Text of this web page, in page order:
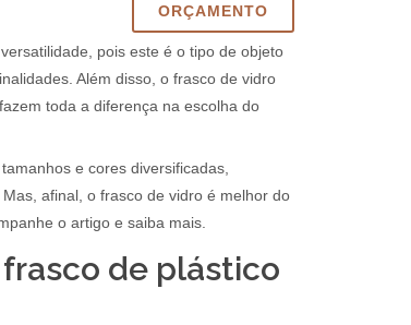
ORÇAMENTO
pois este é o tipo de objeto
Além disso, o frasco de vidro
toda a diferença na escolha do
e cores diversificadas,
afinal, o frasco de vidro é melhor do
o artigo e saiba mais.
de plástico